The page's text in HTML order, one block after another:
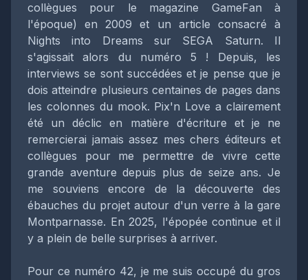
collègues pour le magazine GameFan à
l'époque) en 2009 et un article consacré à
Nights into Dreams sur SEGA Saturn. Il
s'agissait alors du numéro 5 ! Depuis, les
interviews se sont succédées et je pense que je
dois atteindre plusieurs centaines de pages dans
les colonnes du mook. Pix'n Love a clairement
été un déclic en matière d'écriture et je ne
remercierai jamais assez mes chers éditeurs et
collègues pour me permettre de vivre cette
grande aventure depuis plus de seize ans. Je
me souviens encore de la découverte des
ébauches du projet autour d'un verre à la gare
Montparnasse. En 2025, l'épopée continue et il
y a plein de belle surprises à arriver.
Pour ce numéro 42, je me suis occupé du gros